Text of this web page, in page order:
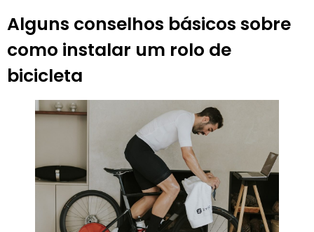
Alguns conselhos básicos sobre
como instalar um rolo de
bicicleta